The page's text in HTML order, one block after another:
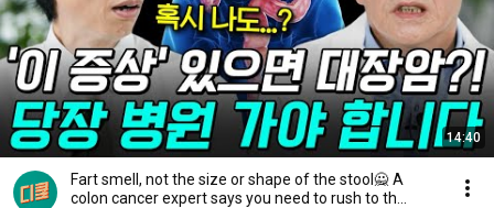
14:40
Fart smell, not the size or shape of the stool🙅 A
colon cancer expert says you need to rush to th...